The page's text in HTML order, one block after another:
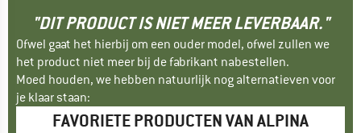
"DIT PRODUCT IS NIET MEER LEVERBAAR."
Ofwel gaat het hierbij om een ouder model, ofwel zullen we
het product niet meer bij de fabrikant nabestellen.
Moed houden, we hebben natuurlijk nog alternatieven voor
je klaar staan:
FAVORIETE PRODUCTEN VAN ALPINA